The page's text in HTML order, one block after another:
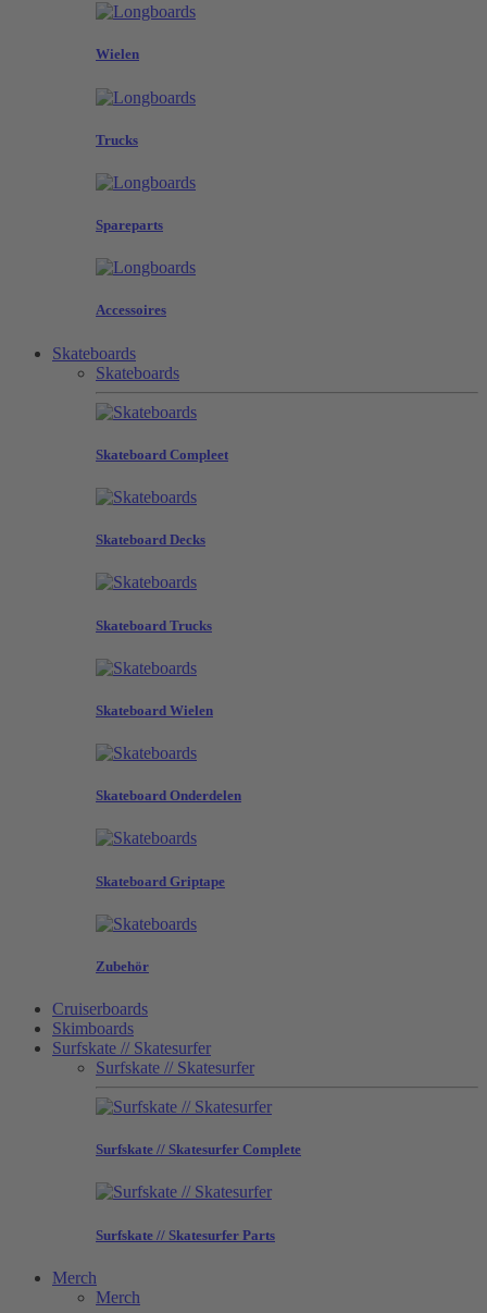
Wielen
Trucks
Spareparts
Accessoires
Skateboards
Skateboards
Skateboard Compleet
Skateboard Decks
Skateboard Trucks
Skateboard Wielen
Skateboard Onderdelen
Skateboard Griptape
Zubehör
Cruiserboards
Skimboards
Surfskate // Skatesurfer
Surfskate // Skatesurfer
Surfskate // Skatesurfer Complete
Surfskate // Skatesurfer Parts
Merch
Merch